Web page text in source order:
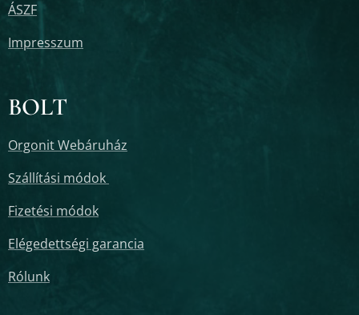
ÁSZF
Impresszum
BOLT
Orgonit Webáruház
Szállítási módok
Fizetési módok
Elégedettségi garancia
Rólunk